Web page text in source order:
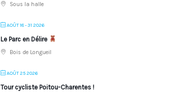
Sous la halle
AOÛT 18 - 31 2026
Le Parc en Délire
Bois de Longueil
AOÛT 25 2026
Tour cycliste Poitou-Charentes !